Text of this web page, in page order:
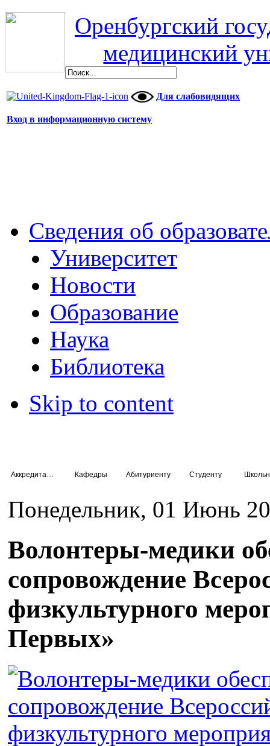
Оренбургский
медицинский
Для слабовидящих
Вход в информационную систему
Сведения об
Университет
Новости
Образование
Наука
Библиотека
Skip to content
Кафедры Абитуриенту Студенту
Понедельник, 01 Июнь
Волонтеры-медики
сопровождение
физкультурного
Первых»